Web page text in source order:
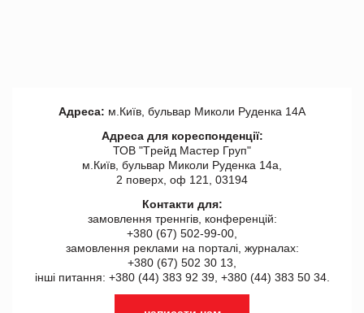
Адреса: м.Київ, бульвар Миколи Руденка 14А
Адреса для кореспонденції:
ТОВ "Tрейд Мастер Груп"
м.Київ, бульвар Миколи Руденка 14а,
2 поверх, оф 121, 03194
Контакти для:
замовлення треннгів, конференцій:
+380 (67) 502-99-00,
замовлення реклами на порталі, журналах:
+380 (67) 502 30 13,
інші питання: +380 (44) 383 92 39, +380 (44) 383 50 34.